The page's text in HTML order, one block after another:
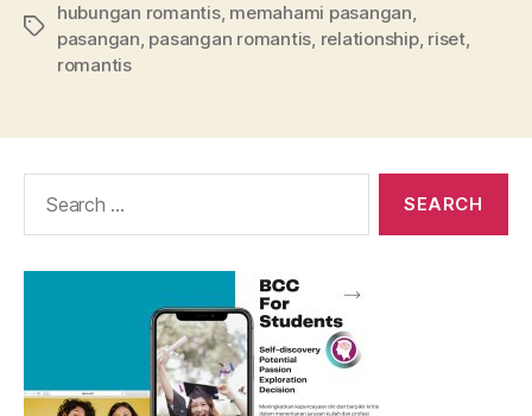
Tags
hubungan romantis, memahami pasangan,
pasangan, pasangan romantis, relationship, riset,
romantis